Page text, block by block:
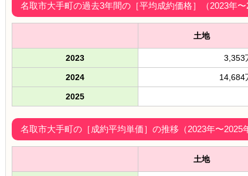
名取市大手町の過去3年間の［平均成約価格］（2023年
土地
2023 3,353
2024 14,684
2025
名取市大手町の［成約平均単価］の推移（2023年〜2025
土地